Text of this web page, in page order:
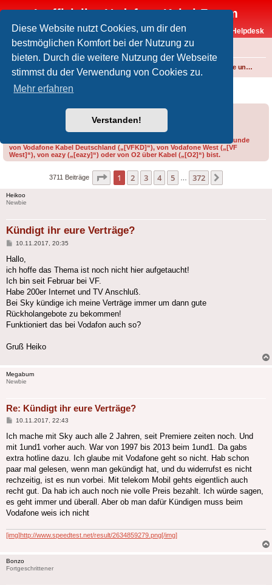
Diese Website nutzt Cookies, um dir den
bestmöglichen Komfort bei der Nutzung zu
bieten. Durch die weitere Nutzung der Webseite
stimmst du der Verwendung von Cookies zu.
Mehr erfahren
Verstanden!
Inoffizielles Vodafone-Kabel-Forum
Vodafone-Kabel-Helpdesk
FAQ
Foren-Übersicht Internet und Telefon über Kabel Produkte, Verträge und Allgemeines
Kündigt ihr eure Verträge?
Bitte gib bei der Erstellung eines Threads im Feld „Präfix“ an, ob du Kunde
von Vodafone Kabel Deutschland („[VFKD]“), von Vodafone West („[VF
West]“), von eazy („[eazy]“) oder von O2 über Kabel („[O2]“) bist.
3711 Beiträge Seite 1von 372
1 2 3 4 5 372
Heikoo
Newbie
Kündigt ihr eure Verträge?
Beitrag
10.11.2017, 20:35
Hallo,
ich hoffe das Thema ist noch nicht hier aufgetaucht!
Ich bin seit Februar bei VF.
Habe 200er Internet und TV Anschluß.
Bei Sky kündige ich meine Verträge immer um dann gute
Rückholangebote zu bekommen!
Funktioniert das bei Vodafon auch so?
Gruß Heiko
Megabum
Newbie
Re: Kündigt ihr eure Verträge?
Beitrag
10.11.2017, 22:43
Ich mache mit Sky auch alle 2 Jahren, seit Premiere zeiten noch. Und
mit 1und1 vorher auch. War von 1997 bis 2013 beim 1und1. Da gabs
extra hotline dazu. Ich glaube mit Vodafone geht so nicht. Hab schon
paar mal gelesen, wenn man gekündigt hat, und du widerrufst es nicht
rechzeitig, ist es nun vorbei. Mit telekom Mobil gehts eigentlich auch
recht gut. Da hab ich auch noch nie volle Preis bezahlt. Ich würde sagen,
es geht immer und überall. Aber ob man dafür Kündigen muss beim
Vodafone weis ich nicht
[img]http://www.speedtest.net/result/2634859279.png[/img]
Bonzo
Fortgeschrittener